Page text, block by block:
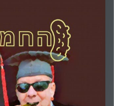
קרדיט תמונות:AudioVersity